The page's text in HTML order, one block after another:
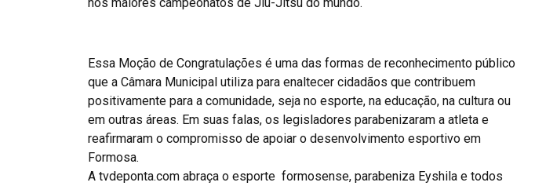
Essa Moção de Congratulações é uma das formas de reconhecimento público
que a Câmara Municipal utiliza para enaltecer cidadãos que contribuem
positivamente para a comunidade, seja no esporte, na educação, na cultura ou
em outras áreas. Em suas falas, os legisladores parabenizaram a atleta e
reafirmaram o compromisso de apoiar o desenvolvimento esportivo em
Formosa.
A tvdeponta.com abraça o esporte formosense, parabeniza Eyshila e todos